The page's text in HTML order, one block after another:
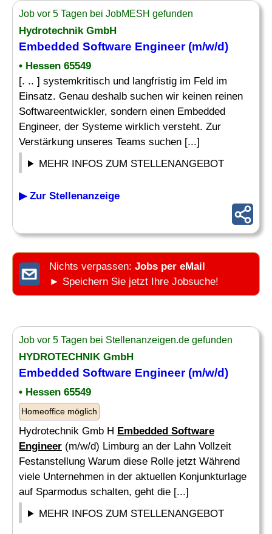
Job vor 5 Tagen bei JobMESH gefunden
Hydrotechnik GmbH
Embedded Software Engineer(m/w/d)
• Hessen 65549
[. .. ] systemkritisch und langfristig im Feld im
Einsatz. Genau deshalb suchen wir keinen reinen
Softwareentwickler, sondern einen Embedded
Engineer, der Systeme wirklich versteht. Zur
Verstärkung unseres Teams suchen [...]
MEHR INFOS ZUM STELLENANGEBOT
▶ Zur Stellenanzeige
Nichts verpassen: Jobs per eMail
► Speichern Sie jetzt Ihre Jobsuche!
Job vor 5 Tagen bei Stellenanzeigen.de gefunden
HYDROTECHNIK GmbH
Embedded Software Engineer(m/w/d)
• Hessen 65549
Homeoffice möglich
Hydrotechnik Gmb H Embedded Software
Engineer (m/w/d) Limburg an der Lahn Vollzeit
Festanstellung Warum diese Rolle jetzt Während
viele Unternehmen in der aktuellen Konjunkturlage
auf Sparmodus schalten, geht die [...]
MEHR INFOS ZUM STELLENANGEBOT